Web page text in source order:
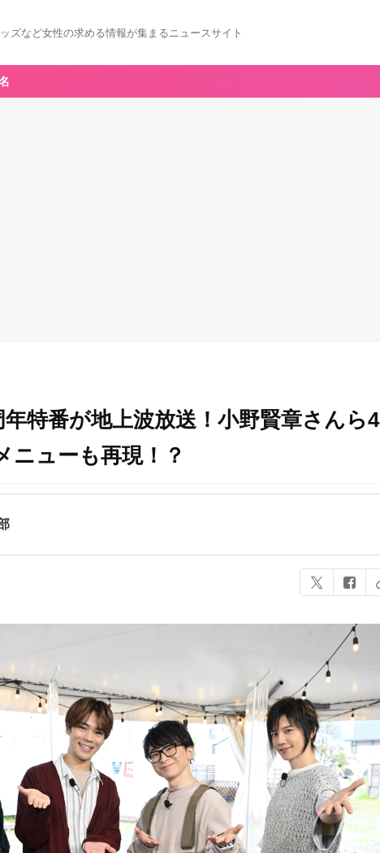
ズなど女性の求める情報が集まるニュースサイト
年特番が地上波放送！小野賢章さんら4
ニューも再現！？